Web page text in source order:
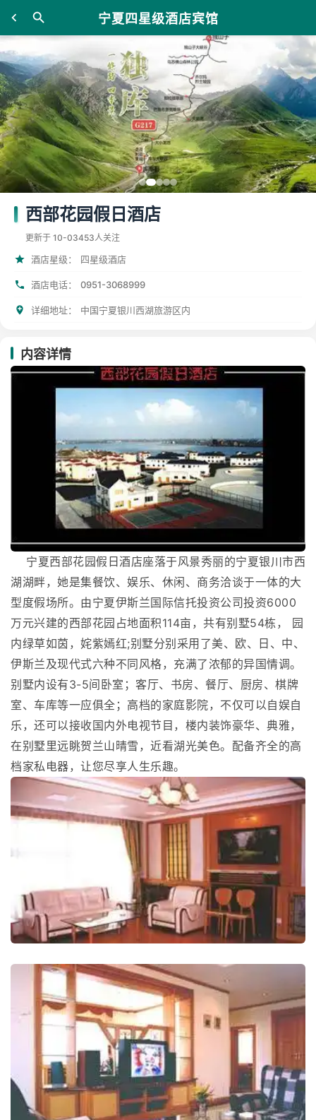
宁夏四星级酒店宾馆
西部花园假日酒店
更新于 10-03453人关注
酒店星级： 四星级酒店
酒店电话： 0951-3068999
详细地址： 中国宁夏银川西湖旅游区内
内容详情
宁夏西部花园假日酒店座落于风景秀丽的宁夏银川市西
湖湖畔，她是集餐饮、娱乐、休闲、商务洽谈于一体的大
型度假场所。由宁夏伊斯兰国际信托投资公司投资6000
万元兴建的西部花园占地面积114亩，共有别墅54栋， 园
内绿草如茵，姹紫嫣红;别墅分别采用了美、欧、日、中、
伊斯兰及现代式六种不同风格，充满了浓郁的异国情调。
别墅内设有3-5间卧室；客厅、书房、餐厅、厨房、棋牌
室、车库等一应俱全；高档的家庭影院，不仅可以自娱自
乐，还可以接收国内外电视节目，楼内装饰豪华、典雅，
在别墅里远眺贺兰山晴雪，近看湖光美色。配备齐全的高
档家私电器，让您尽享人生乐趣。